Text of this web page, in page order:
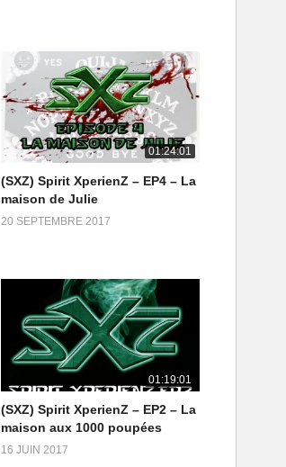
01:24:01
(SXZ) Spirit XperienZ – EP4 – La
maison de Julie
20 SEPTEMBRE 2017
01:19:01
(SXZ) Spirit XperienZ – EP2 – La
maison aux 1000 poupées
16 JUIN 2017